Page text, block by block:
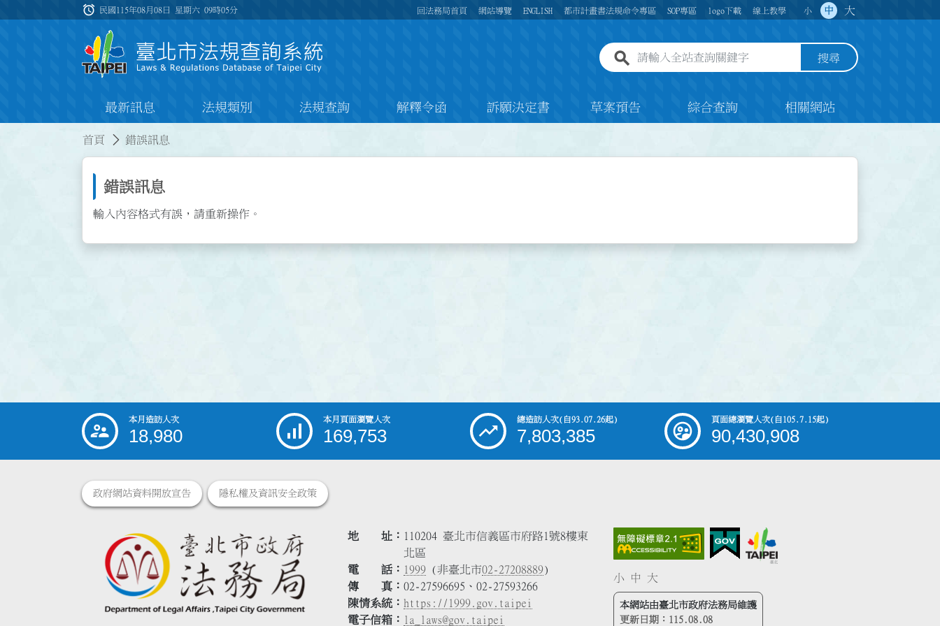
:::
alarm 民國115年08月08日 星期六09時05分 回法務局首頁 網站導覽 ENGLISH 都市計畫書法規命令專區 SOP專區 logo下載 線上教學 小 中 大
全站查詢關鍵字欄位 搜尋
最新訊息 法規類別 法規查詢 解釋令函 訴願決定書 草案預告 綜合查詢 相關網站
首頁 錯誤訊息
錯誤訊息
輸入內容格式有誤，請重新操作。
::: 本月造訪人次
18,980
本月頁面瀏覽人次
169,753
總造訪人次(自93.07.26起)
7,803,385
頁面總瀏覽人次(自105.7.15起)
90,430,908
政府網站資料開放宣告 隱私權及資訊安全政策
地 址
110204 臺北市信義區市府路1號8樓東
北區
電 話
1999 (非臺北市02-27208889)
傳 真
02-27596695、02-27593266
陳情系統
https://1999.gov.taipei
電子信箱
la_laws@gov.taipei
小 中 大
本網站由臺北市政府法務局維護
更新日期： 115.08.08